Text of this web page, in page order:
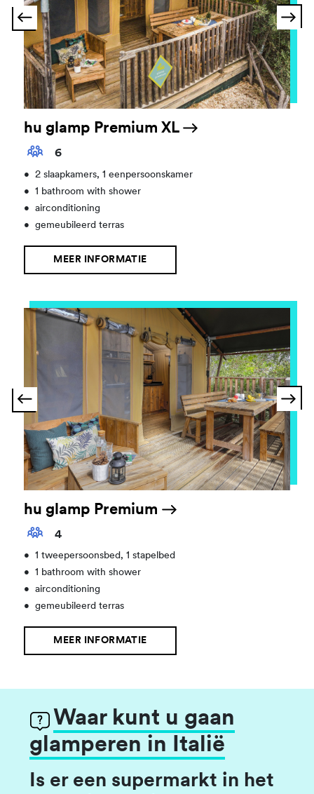
hu glamp Premium XL
6
•
2 slaapkamers, 1 eenpersoonskamer
•
1 bathroom with shower
•
airconditioning
•
gemeubileerd terras
MEER INFORMATIE
hu glamp Premium
4
•
1 tweepersoonsbed, 1 stapelbed
•
1 bathroom with shower
•
airconditioning
•
gemeubileerd terras
MEER INFORMATIE
Waar kunt u gaan
glamperen in Italië
Is er een supermarkt in het